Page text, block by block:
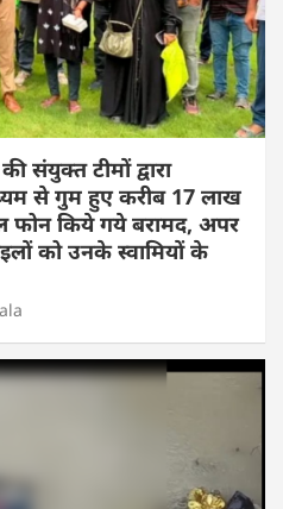
संयुक्त टीमों द्वारा
से गुम हुए करीब 17 लाख
फोन किये गये बरामद, अपर
को उनके स्वामियों के